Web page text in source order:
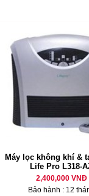
Máy lọc không khí &
Life Pro L318-
2,400,000 VNĐ
Bảo hành : 12